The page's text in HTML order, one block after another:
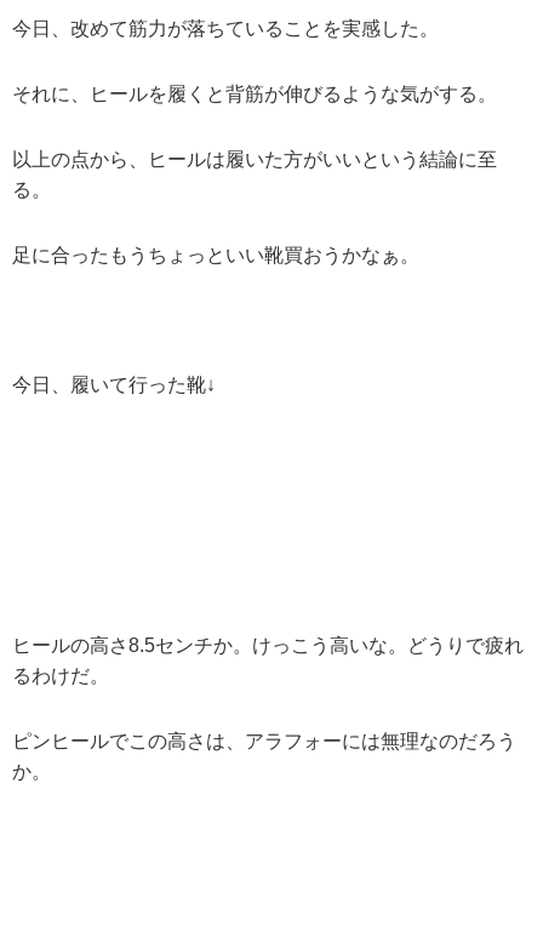
今日、改めて筋力が落ちていることを実感した。
それに、ヒールを履くと背筋が伸びるような気がする。
以上の点から、ヒールは履いた方がいいという結論に至
る。
足に合ったもうちょっといい靴買おうかなぁ。
今日、履いて行った靴↓
ヒールの高さ8.5センチか。けっこう高いな。どうりで疲れ
るわけだ。
ピンヒールでこの高さは、アラフォーには無理なのだろう
か。